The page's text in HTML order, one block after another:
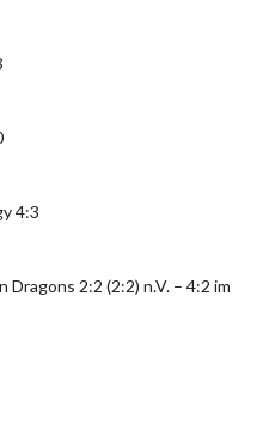
4:3
2:2 (2:2) n.V. – 4:2 im